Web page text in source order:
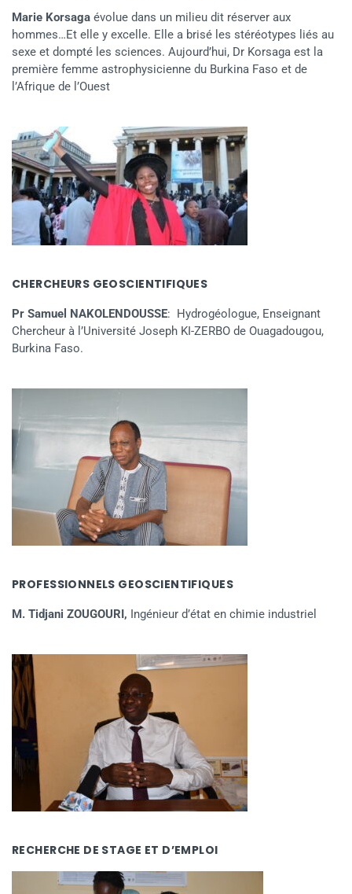
Marie Korsaga évolue dans un milieu dit réserver aux
hommes…Et elle y excelle. Elle a brisé les stéréotypes liés au
sexe et dompté les sciences. Aujourd’hui, Dr Korsaga est la
première femme astrophysicienne du Burkina Faso et de
l’Afrique de l’Ouest
CHERCHEURS GEOSCIENTIFIQUES
Pr Samuel NAKOLENDOUSSE: Hydrogéologue, Enseignant
Chercheur à l’Université Joseph KI-ZERBO de Ouagadougou,
Burkina Faso.
PROFESSIONNELS GEOSCIENTIFIQUES
M. Tidjani ZOUGOURI, Ingénieur d’état en chimie industriel
RECHERCHE DE STAGE ET D’EMPLOI